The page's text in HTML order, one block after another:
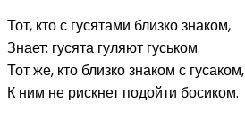
Тот, кто с гусятами близко знаком,
Знает: гусята гуляют гуськом.
Тот же, кто близко знаком с гусаком,
К ним не рискнет подойти босиком.